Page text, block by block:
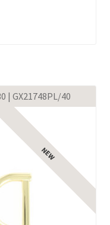
| GX21748PL/40